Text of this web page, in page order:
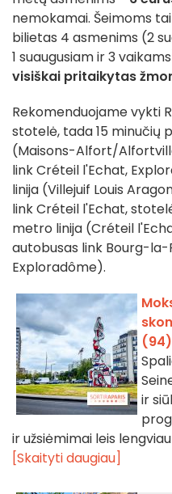
nemokamai. Šeimoms
bilietas 4 asmenims (2
1 suaugusiam ir 3
visiškai pritaikytas
Rekomenduojame vykti
stotelė, tada 15 minučių
(Maisons-Alfort/
link Créteil l'Echat,
linija (Villejuif Louis
link Créteil l'Echat,
metro linija (Créteil
autobusas link Bourg-la-
Exploradôme).
(94)
ir
ir užsiėmimai leis
[Skaityti daugiau]